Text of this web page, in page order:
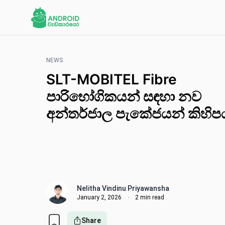
NEWS
SLT-MOBITEL Fibre
පාරිභෝගිකයන් සඳහා නව
අන්තර්ජාල පැකේජයන්
Nelitha Vindinu Priyawansha
January 2, 2026 2 min read
Share